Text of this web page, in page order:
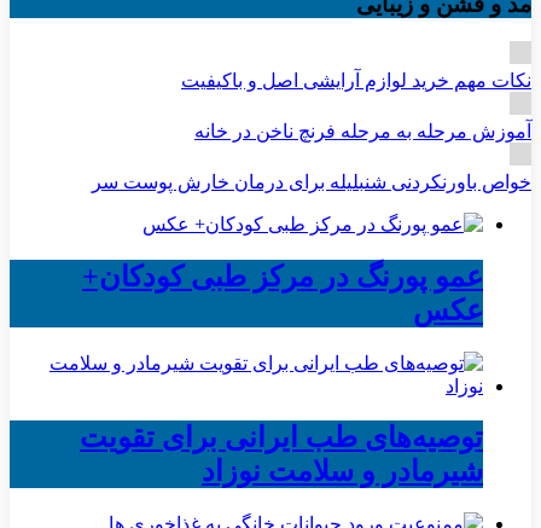
نکات مهم خرید لوازم آرایشی اصل و باکیفیت
آموزش مرحله به مرحله فرنچ ناخن در خانه
خواص باورنکردنی شنبلیله برای درمان خارش پوست سر
عمو پورنگ در مرکز طبی کودکان+
عکس
توصیه‌های طب ایرانی برای تقویت
شیرمادر و سلامت نوزاد